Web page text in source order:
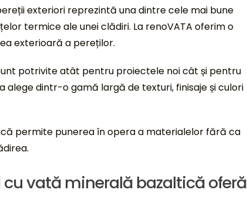
exteriori reprezintă una dintre cele mai bune
termice ale unei clădiri. La renoVATA oferim o
exterioară a pereților.
potrivite atât pentru proiectele noi cât și pentru
alege dintr-o gamă largă de texturi, finisaje și culori
permite punerea în opera a materialelor fără ca
vată minerală bazaltică oferă